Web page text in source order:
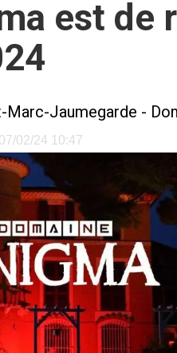
est de
Marc-Jaumegarde -
02/24 10:47